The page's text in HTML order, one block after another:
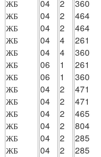
ЖБ
ЖБ
ЖБ
ЖБ
ЖБ
ЖБ
ЖБ
ЖБ
ЖБ
ЖБ
ЖБ
ЖБ
ЖБ
04
04
04
04
04
06
06
04
04
04
04
04
04
2
2
2
4
4
1
1
2
2
2
2
2
2
360
464
464
261
360
261
360
471
471
465
804
285
285